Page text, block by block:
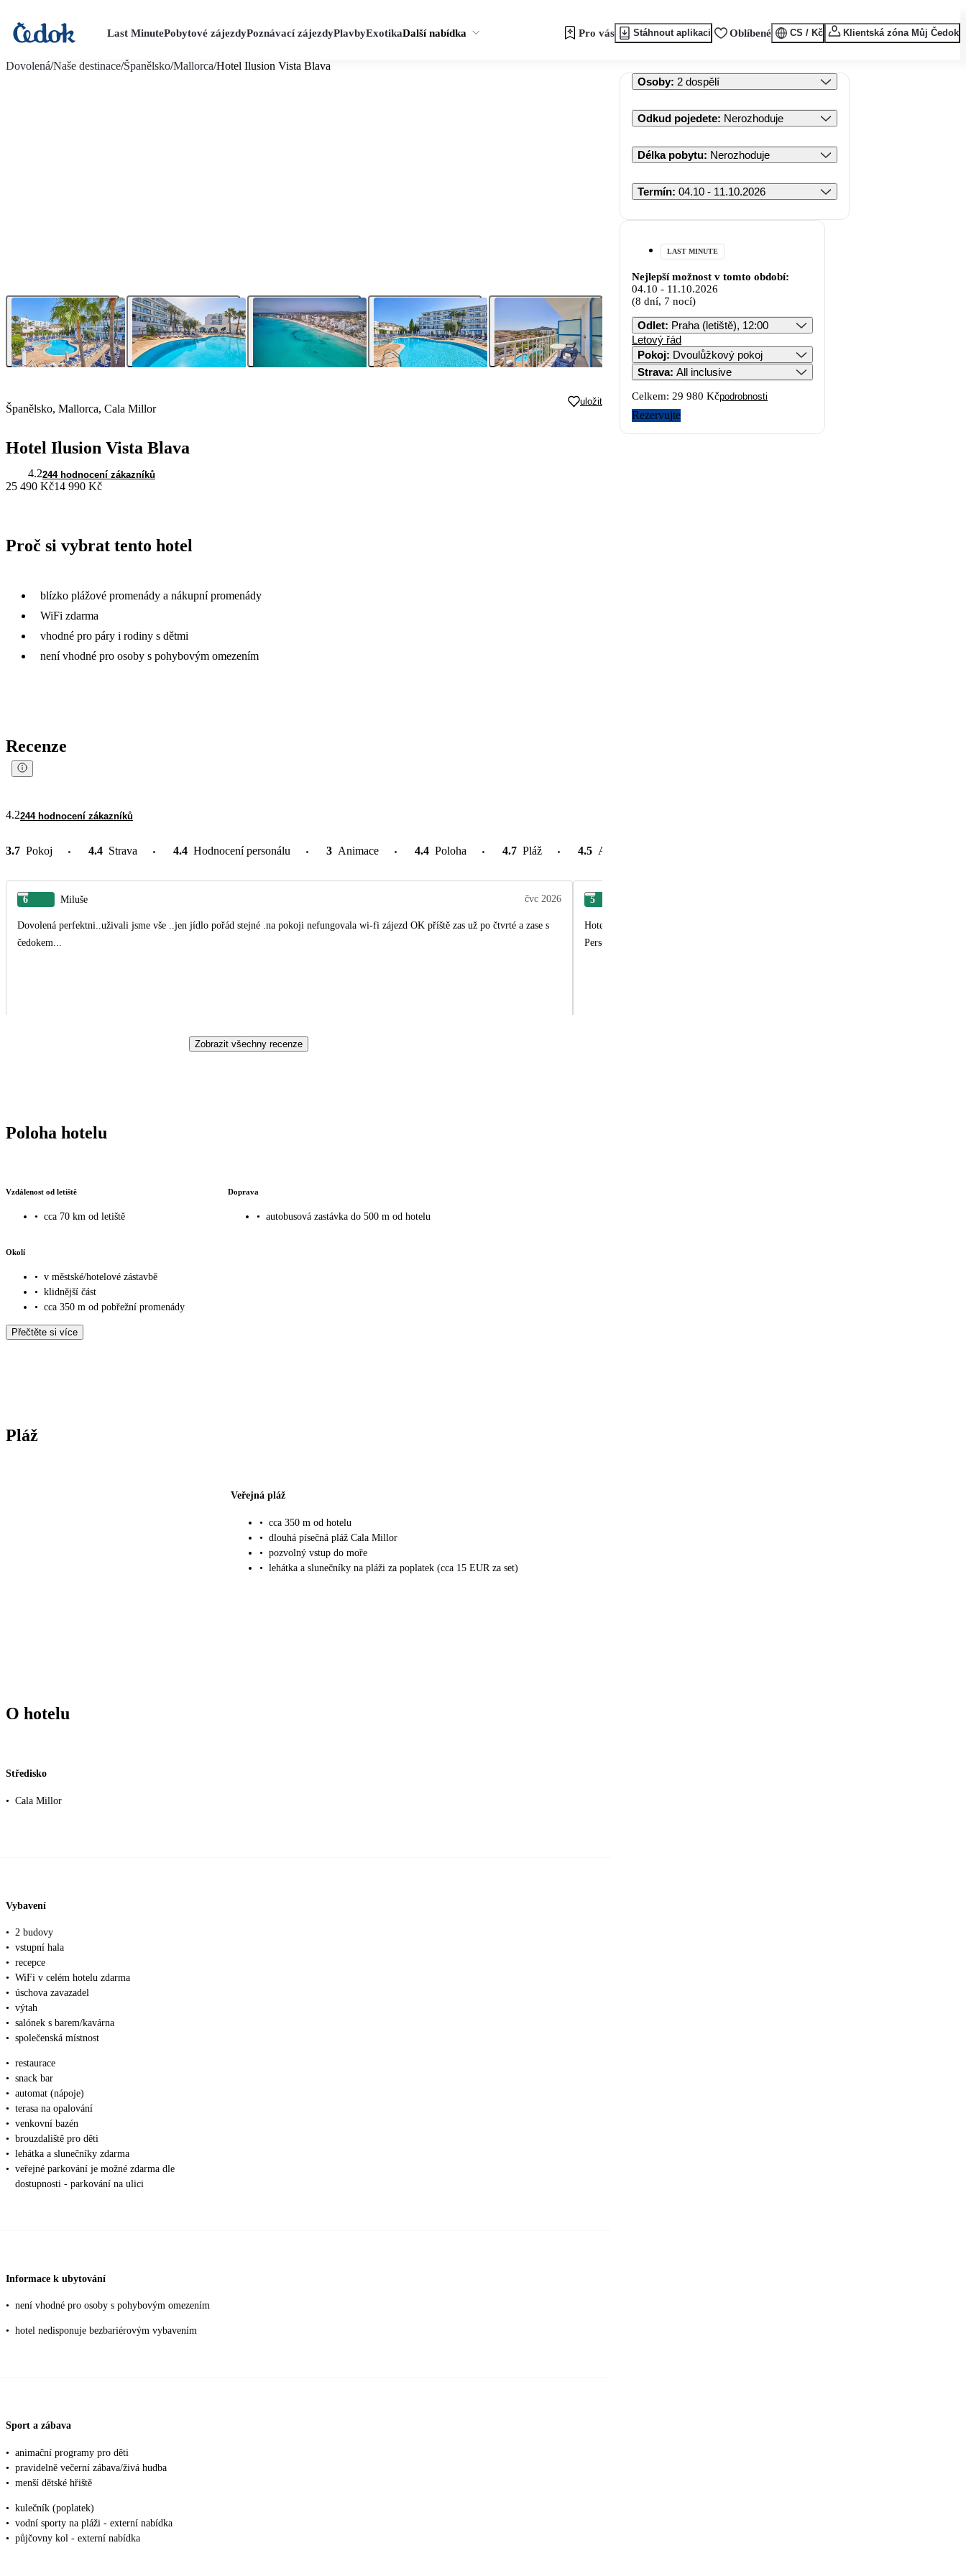
Last MinutePobytové zájezdyPoznávací zájezdyPlavbyExotikaDalší nabídka Pro vás Stáhnout aplikaci Oblíbené CS / Kč Klientská zóna Můj Čedok
Dovolená/Naše destinace/Španělsko/Mallorca/Hotel Ilusion Vista Blava
Španělsko, Mallorca, Cala Millor
uložit
Hotel Ilusion Vista Blava
4.2244 hodnocení zákazníků
25 490 Kč14 990 Kč
Proč si vybrat tento hotel
blízko plážové promenády a nákupní promenády
WiFi zdarma
vhodné pro páry i rodiny s dětmi
není vhodné pro osoby s pohybovým omezením
Recenze
4.2244 hodnocení zákazníků
3.7 Pokoj 4.4 Strava 4.4 Hodnocení personálu 3 Animace 4.4 Poloha 4.7 Pláž 4.5 Atrakce v okolí
6 Miluše čvc 2026
Dovolená perfektni..uživali jsme vše ..jen jídlo pořád stejné .na pokoji nefungovala wi-fi zájezd OK příště zas už po čtvrté a zase s
čedokem...
5
Hotel umístěn nedaleko krásné pláže. Pokoje na přespání dostačující, klima fungovala
Personál v hotelu usměvavý a čistota perfektní.
Zobrazit všechny recenze
Poloha hotelu
Vzdálenost od letiště
• cca 70 km od letiště
Doprava
• autobusová zastávka do 500 m od hotelu
Okolí
• v městské/hotelové zástavbě
• klidnější část
• cca 350 m od pobřežní promenády
Přečtěte si více
Pláž
Veřejná pláž
• cca 350 m od hotelu
• dlouhá písečná pláž Cala Millor
• pozvolný vstup do moře
• lehátka a slunečníky na pláži za poplatek (cca 15 EUR za set)
O hotelu
Středisko
• Cala Millor
Vybavení
• 2 budovy
• vstupní hala
• recepce
• WiFi v celém hotelu zdarma
• úschova zavazadel
• výtah
• salónek s barem/kavárna
• společenská místnost
• restaurace
• snack bar
• automat (nápoje)
• terasa na opalování
• venkovní bazén
• brouzdaliště pro děti
• lehátka a slunečníky zdarma
• veřejné parkování je možné zdarma dle
dostupnosti - parkování na ulici
Informace k ubytování
• není vhodné pro osoby s pohybovým omezením
• hotel nedisponuje bezbariérovým vybavením
Sport a zábava
• animační programy pro děti
• pravidelně večerní zábava/živá hudba
• menší dětské hřiště
• kulečník (poplatek)
• vodní sporty na pláži - externí nabídka
• půjčovny kol - externí nabídka
Osoby: 2 dospělí
Odkud pojedete: Nerozhoduje
Délka pobytu: Nerozhoduje
Termín: 04.10 - 11.10.2026
LAST MINUTE
Nejlepší možnost v tomto období:
04.10 - 11.10.2026
(8 dní, 7 nocí)
Odlet: Praha (letiště), 12:00
Letový řád
Pokoj: Dvoulůžkový pokoj
Strava: All inclusive
Celkem: 29 980 Kčpodrobnosti
Rezervujte